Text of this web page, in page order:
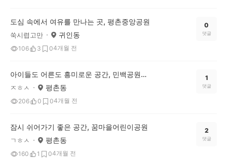
도심 속에서 여유를 만나는 곳, 평촌중앙공원
쑥시렵고만 귀인동
106 3 04개월 전
0
댓글
아이들도 어른도 흥미로운 공간, 민백공원의 특별한 놀이터
ㅈㅎㅅ 평촌동
206 0 04개월 전
1
댓글
잠시 쉬어가기 좋은 공간, 꿈마을어린이공원
ㄱㅎㅅ 평촌동
160 1 04개월 전
2
댓글